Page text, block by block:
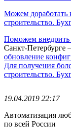
Можем доработать
строительство.
Поможем внедрить
Санкт-
обновление
Для получения
строительство.
19.04.2019 22:17
Автоматизация
по всей России